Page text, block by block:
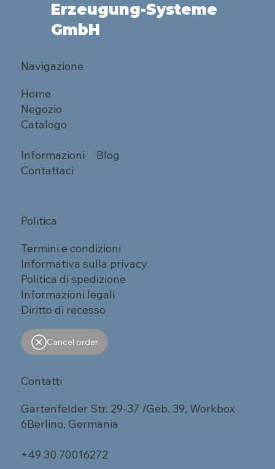
Erzeugung-Systeme
GmbH
Navigazione
Home
Negozio
Catalogo
Informazioni
Blog
Contattaci
Politica
Termini e condizioni
Informativa sulla privacy
Politica di spedizione
Informazioni legali
Diritto di recesso
Cancel order
Contatti
Gartenfelder Str. 29-37 /Geb. 39, Workbox
6Berlino, Germania
+49 30 70016272